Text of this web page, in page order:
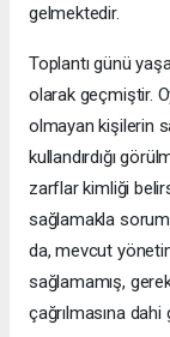
gelmektedir.
Toplantı günü
olarak geçmiştir.
olmayan kişilerin
kullandırdığı
zarflar kimliği
sağlamakla
da, mevcut
sağlamamış,
çağrılmasına